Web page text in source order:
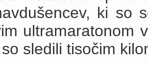
ki so
ultramaratonom
sledili tisočim